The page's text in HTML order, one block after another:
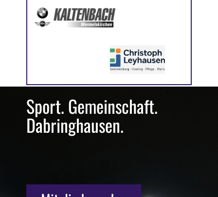
Sport. Gemeinschaft.
Dabringhausen.